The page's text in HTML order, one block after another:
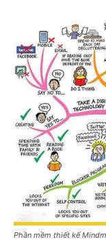
Phần mềm thiết kế